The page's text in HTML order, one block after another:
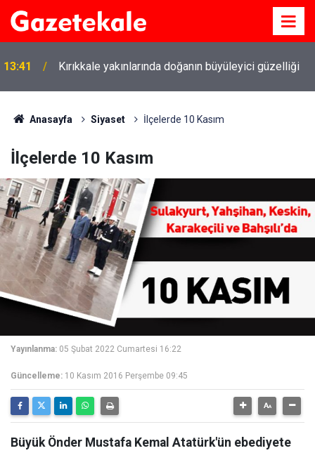
12:26
tamamlandı
Anasayfa Siyaset İlçelerde 10 Kasım
İlçelerde 10 Kasım
Yayınlanma: 05 Şubat 2022 Cumartesi 16:22
Güncelleme: 10 Kasım 2016 Perşembe 09:45
Büyük Önder Mustafa Kemal Atatürk'ün ebediyete